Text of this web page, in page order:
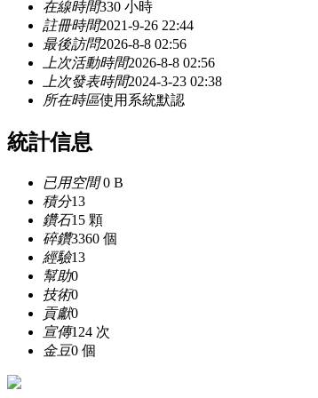
在線時間330 小時
註冊時間2021-9-26 22:44
最後訪問2026-8-8 02:56
上次活動時間2026-8-8 02:56
上次發表時間2024-3-23 02:38
所在時區使用系統默認
統計信息
已用空間0 B
積分13
鑽石15 顆
碎鑽3360 個
經驗13
幫助0
技術0
貢獻0
宣傳124 次
金豆0 個